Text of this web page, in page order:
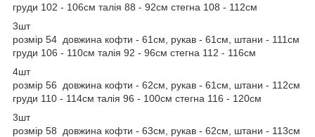
груди 102 - 106см талія 88 - 92см стегна 108 - 112см
3шт
розмір 54 довжина кофти - 61см, рукав - 61см, штани - 111см
груди 106 - 110см талія 92 - 96см стегна 112 - 116см
4шт
розмір 56 довжина кофти - 62см, рукав - 61см, штани - 112см
груди 110 - 114см талія 96 - 100см стегна 116 - 120см
3шт
розмір 58 довжина кофти - 63см, рукав - 62см, штани - 113см